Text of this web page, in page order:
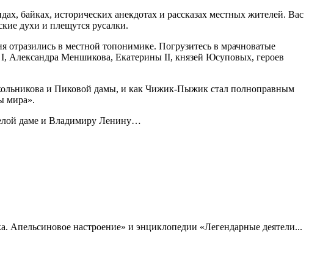
байках, исторических анекдотах и рассказах местных жителей. Вас
духи и плещутся русалки.
отразились в местной топонимике. Погрузитесь в мрачноватые
Александра Меншикова, Екатерины II, князей Юсуповых, героев
и Пиковой дамы, и как Чижик-Пыжик стал полноправным
мира».
даме и Владимиру Ленину…
Апельсиновое настроение» и энциклопедии «Легендарные деятели...